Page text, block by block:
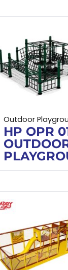
Outdoor
HP OPR